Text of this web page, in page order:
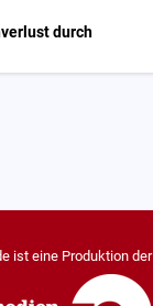
durch
ist eine Produktion der